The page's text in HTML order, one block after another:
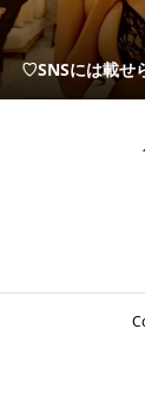
♡SNSには載せ